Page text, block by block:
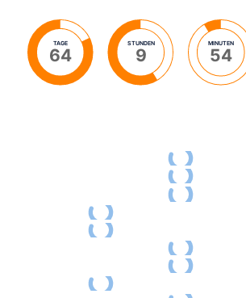
TAGE
64
STUNDEN
9
MINUTEN
54